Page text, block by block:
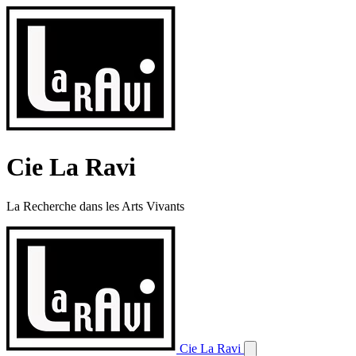
Cie La Ravi
La Recherche dans les Arts Vivants
Cie La Ravi